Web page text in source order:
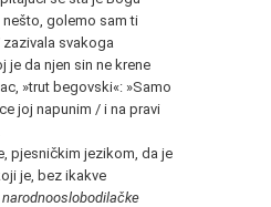
nešto, golemo sam ti
zazivala svakoga
je da njen sin ne krene
»trut begovski«: »Samo
joj napunim / i na pravi
pjesničkim jezikom, da je
je, bez ikakve